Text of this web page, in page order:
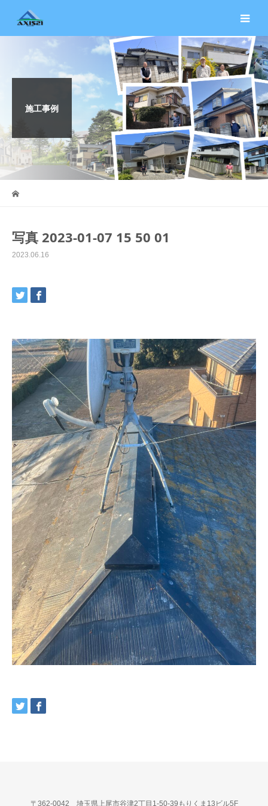
施工事例
写真 2023-01-07 15 50 01
2023.06.16
〒362-0042 埼玉県上尾市谷津2丁目1-50-39もりくま13ビル5F